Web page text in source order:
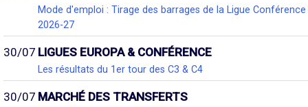
Mode d'emploi : Tirage des barrages de la Ligue Conférence
2026-27
30/07 LIGUES EUROPA & CONFÉRENCE
Les résultats du 1er tour des C3 & C4
30/07 MARCHÉ DES TRANSFERTS